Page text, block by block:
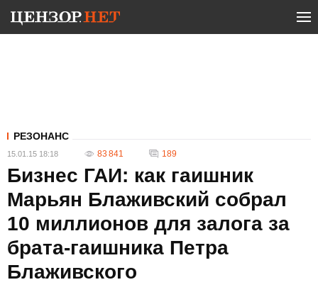
РЕЗОНАНС
15.01.15 18:18 83 841 189
Бизнес ГАИ: как гаишник
Марьян Блаживский собрал
10 миллионов для залога за
брата-гаишника Петра
Блаживского